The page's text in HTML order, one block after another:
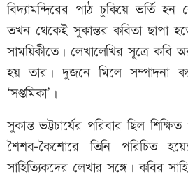
বিদ্যামন্দিরের পাঠ চুকিয়ে ভর্তি হন
তখন থেকেই সুকান্তর কবিতা ছাপা
সাময়িকীতে। লেখালেখির সূত্রে কবি
হয় তার। দুজনে মিলে সম্পাদনা
‘সপ্তমিকা’।
সুকান্ত ভট্টচার্যের পরিবার ছিল
শৈশব-কৈশোরে তিনি পরিচিত
সাহিত্যিকদের লেখার সঙ্গে। কবির